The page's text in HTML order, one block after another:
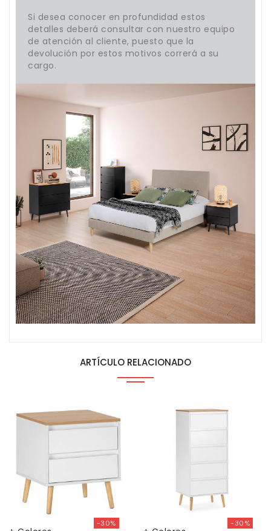
Si desea conocer en profundidad estos
detalles deberá consultar con nuestro equipo
de atención al cliente, puesto que la
devolución por estos motivos correrá a su
cargo.
ARTÍCULO RELACIONADO
-30% -30%